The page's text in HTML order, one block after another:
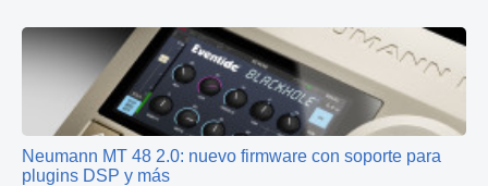
Neumann MT 48 2.0: nuevo firmware con soporte para
plugins DSP y más